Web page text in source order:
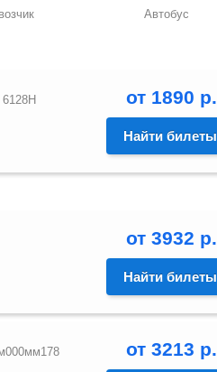
Автобус
от 1890 р.
Найти билеты
от 3932 р.
Найти билеты
от 3213 р.